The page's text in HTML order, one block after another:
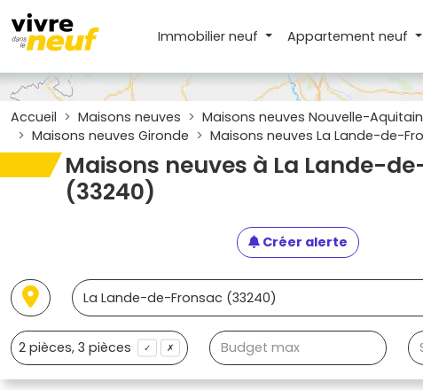
Immobilier neuf Appartement neuf
Accueil Maisons neuves
Maisons neuves Nouvelle-
Maisons neuves Gironde
Maisons neuves La Lande-de-
Maisons neuves à La Lande-
(33240)
Créer alerte
✓ ✗